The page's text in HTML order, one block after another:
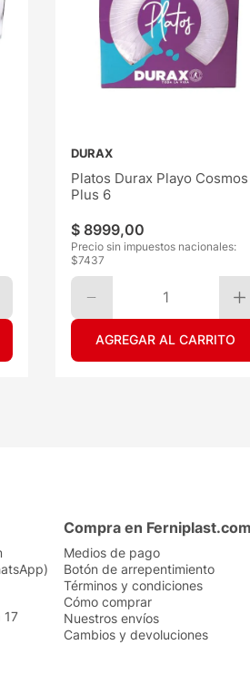
DURAX
Platos Durax Playo Cosmos
Plus 6
$ 8999,00
Precio sin impuestos nacionales:
$7437
1
AGREGAR AL CARRITO
17
Compra en Ferniplast.com
Medios de pago
Botón de arrepentimiento
Términos y condiciones
Cómo comprar
Nuestros envíos
Cambios y devoluciones